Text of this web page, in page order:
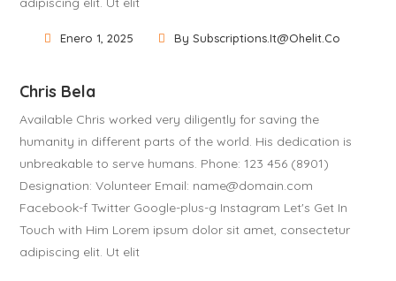
Enero 1, 2025 By Subscriptions.it@ohelit.co
Chris Bela
Available Chris worked very diligently for saving the
humanity in different parts of the world. His dedication is
unbreakable to serve humans. Phone: 123 456 (8901)
Designation: Volunteer Email: name@domain.com
Facebook-f Twitter Google-plus-g Instagram Let's Get In
Touch with Him Lorem ipsum dolor sit amet, consectetur
adipiscing elit. Ut elit